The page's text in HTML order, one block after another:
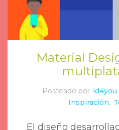
Material
Posteado por id4you
Inspiración,
El diseño